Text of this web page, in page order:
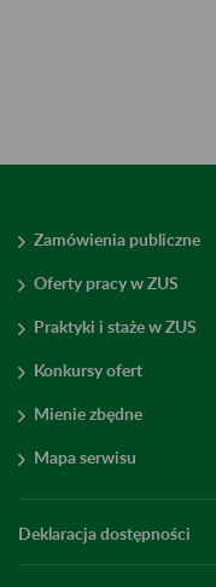
Zamówienia publiczne
Oferty pracy w ZUS
Praktyki i staże w ZUS
Konkursy ofert
Mienie zbędne
Mapa serwisu
Deklaracja dostępności